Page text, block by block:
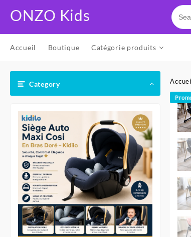
ONZO Kids
Accueil Boutique Catégorie produits
Category